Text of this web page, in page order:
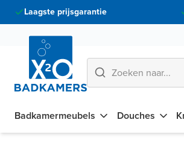
Laagste prijsgarantie
Badkamermeubels Douches